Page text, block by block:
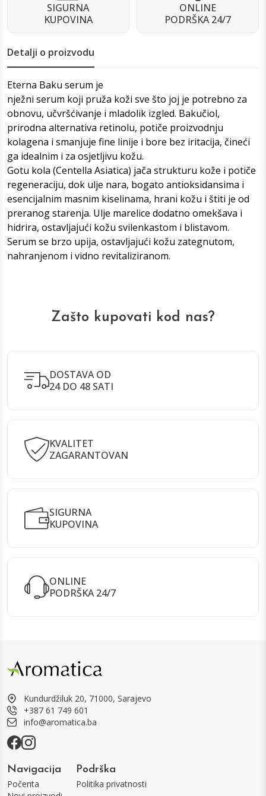
SIGURNA
KUPOVINA
ONLINE
PODRŠKA 24/7
Detalji o proizvodu
Eterna Baku serum je
nježni serum koji pruža koži sve što joj je potrebno za
obnovu, učvršćivanje i mladolik izgled. Bakučiol,
prirodna alternativa retinolu, potiče proizvodnju
kolagena i smanjuje fine linije i bore bez iritacija, čineći
ga idealnim i za osjetljivu kožu.
Gotu kola (Centella Asiatica) jača strukturu kože i potiče
regeneraciju, dok ulje nara, bogato antioksidansima i
esencijalnim masnim kiselinama, hrani kožu i štiti je od
preranog starenja. Ulje marelice dodatno omekšava i
hidrira, ostavljajući kožu svilenkastom i blistavom.
Serum se brzo upija, ostavljajući kožu zategnutom,
nahranjenom i vidno revitaliziranom.
Zašto kupovati kod nas?
DOSTAVA OD
24 DO 48 SATI
KVALITET
ZAGARANTOVAN
SIGURNA
KUPOVINA
ONLINE
PODRŠKA 24/7
Kundurdžiluk 20, 71000, Sarajevo
+387 61 749 601
info@aromatica.ba
Navigacija
Počenta
Podrška
Politika privatnosti